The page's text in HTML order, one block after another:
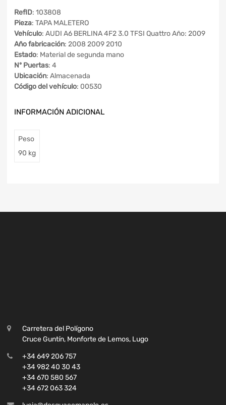
RefID: 103808
Pieza: TAPA MALETERO
Vehículo: AUDI A6 BERLINA 4F2 3.0 TFSI Quattro Año: 2009
Año fabricación: 2008 2009 2010
Estado: Material de segunda mano
Nº Puertas: 4
Ubicación: Almacenada
Código del vehículo: 00530
INFORMACIÓN ADICIONAL
Peso
90 kg
+34 670 580 567
+34 672 063 324
lucia@desguacemanolo.es
De lunes a viernes de 08:00 a 16:00